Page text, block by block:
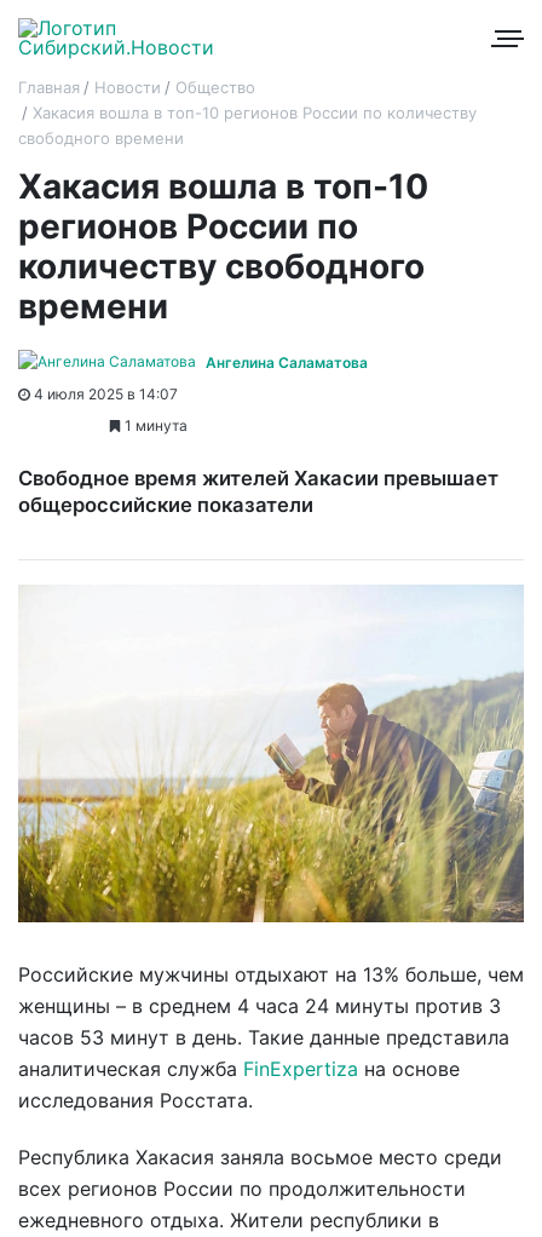
Главная Новости
Общество
Хакасия вошла в топ-10 регионов России по количеству
свободного времени
Хакасия вошла в топ-10
регионов России по
количеству свободного
времени
Ангелина Саламатова
4 июля 2025 в 14:07
1 минута
Свободное время жителей Хакасии превышает
общероссийские показатели
Российские мужчины отдыхают на 13% больше, чем
женщины – в среднем 4 часа 24 минуты против 3
часов 53 минут в день. Такие данные представила
аналитическая служба FinExpertiza на основе
исследования Росстата.
Республика Хакасия заняла восьмое место среди
всех регионов России по продолжительности
ежедневного отдыха. Жители республики в